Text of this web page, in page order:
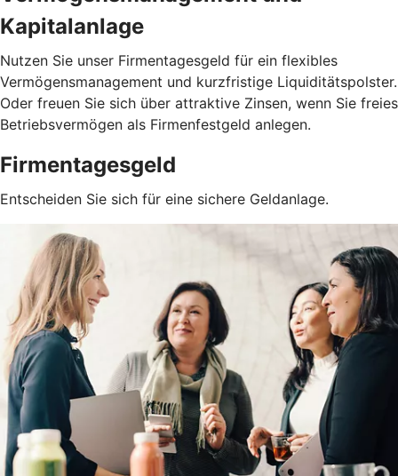
Kapitalanlage
Nutzen Sie unser Firmentagesgeld für ein flexibles
Vermögensmanagement und kurzfristige Liquiditätspolster.
Oder freuen Sie sich über attraktive Zinsen, wenn Sie freies
Betriebsvermögen als Firmenfestgeld anlegen.
Firmentagesgeld
Entscheiden Sie sich für eine sichere Geldanlage.